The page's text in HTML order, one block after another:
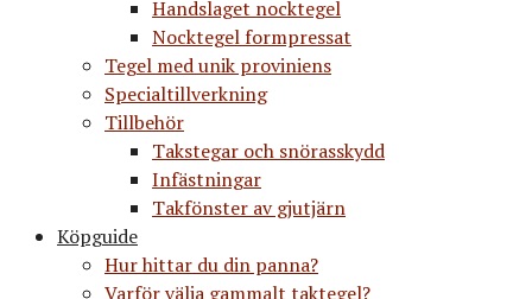
Handslaget nocktegel
Nocktegel formpressat
Tegel med unik proviniens
Specialtillverkning
Tillbehör
Takstegar och snörasskydd
Infästningar
Takfönster av gjutjärn
Köpguide
Hur hittar du din panna?
Varför välja gammalt taktegel?